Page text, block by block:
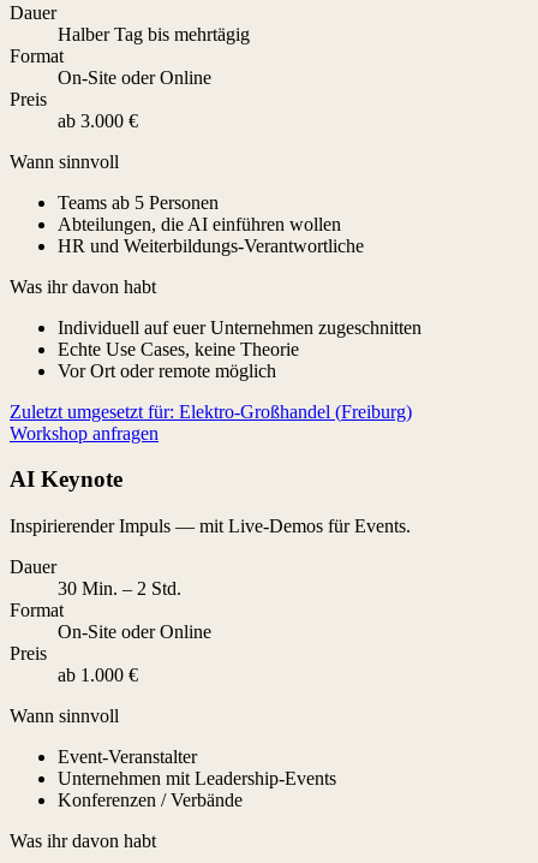
Dauer
Halber Tag bis mehrtägig
Format
On-Site oder Online
Preis
ab 3.000 €
Wann sinnvoll
Teams ab 5 Personen
Abteilungen, die AI einführen wollen
HR und Weiterbildungs-Verantwortliche
Was ihr davon habt
Individuell auf euer Unternehmen zugeschnitten
Echte Use Cases, keine Theorie
Vor Ort oder remote möglich
Zuletzt umgesetzt für: Elektro-Großhandel (Freiburg)
Workshop anfragen
AI Keynote
Inspirierender Impuls — mit Live-Demos für Events.
Dauer
30 Min. – 2 Std.
Format
On-Site oder Online
Preis
ab 1.000 €
Wann sinnvoll
Event-Veranstalter
Unternehmen mit Leadership-Events
Konferenzen / Verbände
Was ihr davon habt